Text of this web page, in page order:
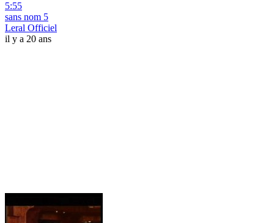
5:55
sans nom 5
Leral Officiel
il y a 20 ans